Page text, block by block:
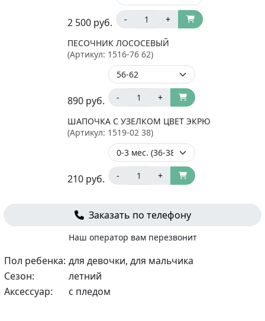
2 500 руб. - +
ПЕСОЧНИК ЛОСОСЕВЫЙ
(Артикул: 1516-76 62)
890 руб. - +
ШАПОЧКА С УЗЕЛКОМ ЦВЕТ ЭКРЮ
(Артикул: 1519-02 38)
210 руб. - +
Заказать по телефону
Наш оператор вам перезвонит
Пол ребенка: для девочки, для мальчика
Сезон:
летний
Аксессуар:
с пледом